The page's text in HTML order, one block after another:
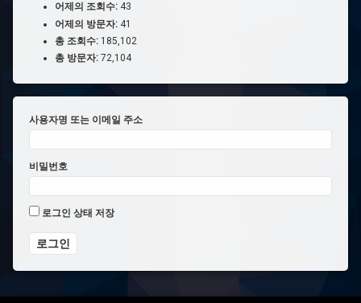
어제의 조회수: 43
어제의 방문자: 41
총 조회수: 185,102
총 방문자: 72,104
사용자명 또는 이메일 주소
비밀번호
로그인 상태 저장